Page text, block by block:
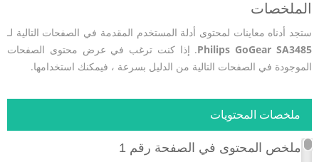
الملخصات
ستجد أدناه معاينات لمحتوى أدلة المستخدم المقدمة في الصفحات التالية لـ
Philips GoGear SA3485. إذا كنت ترغب في عرض محتوى الصفحات
الموجودة في الصفحات التالية من الدليل بسرعة ، فيمكنك استخدامها.
ملخصات المحتويات
ملخص المحتوى في الصفحة رقم 1